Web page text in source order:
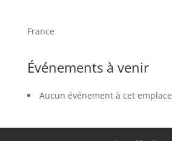
France
Événements à venir
Aucun événement à cet